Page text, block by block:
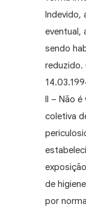
Indevido,
eventual,
sendo
reduzido.
II – Não
coletiva
de
por